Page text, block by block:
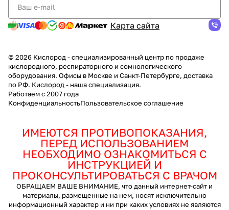
Карта сайта
© 2026 Кислород - специализированный центр по продаже
кислородного, респираторного и сомнологического
оборудования. Офисы в Москве и Санкт-Петербурге, доставка
по РФ. Кислород - наша специализация.
Работаем с 2007 года
КонфиденциальностьПользовательское соглашение
ИМЕЮТСЯ ПРОТИВОПОКАЗАНИЯ,
ПЕРЕД ИСПОЛЬЗОВАНИЕМ
НЕОБХОДИМО ОЗНАКОМИТЬСЯ С
ИНСТРУКЦИЕЙ И
ПРОКОНСУЛЬТИРОВАТЬСЯ С ВРАЧОМ
ОБРАЩАЕМ ВАШЕ ВНИМАНИЕ, что данный интернет-сайт и
материалы, размещенные на нем, носят исключительно
информационный характер и ни при каких условиях не являются